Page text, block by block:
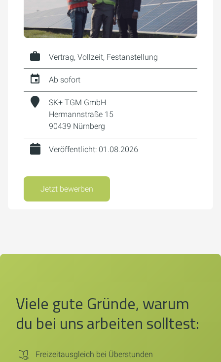
Vertrag, Vollzeit, Festanstellung
Ab sofort
SK+ TGM GmbH
Hermannstraße 15
90439 Nürnberg
Veröffentlicht: 01.08.2026
Jetzt bewerben
Viele gute Gründe, warum
du bei uns arbeiten solltest:
Freizeitausgleich bei Überstunden